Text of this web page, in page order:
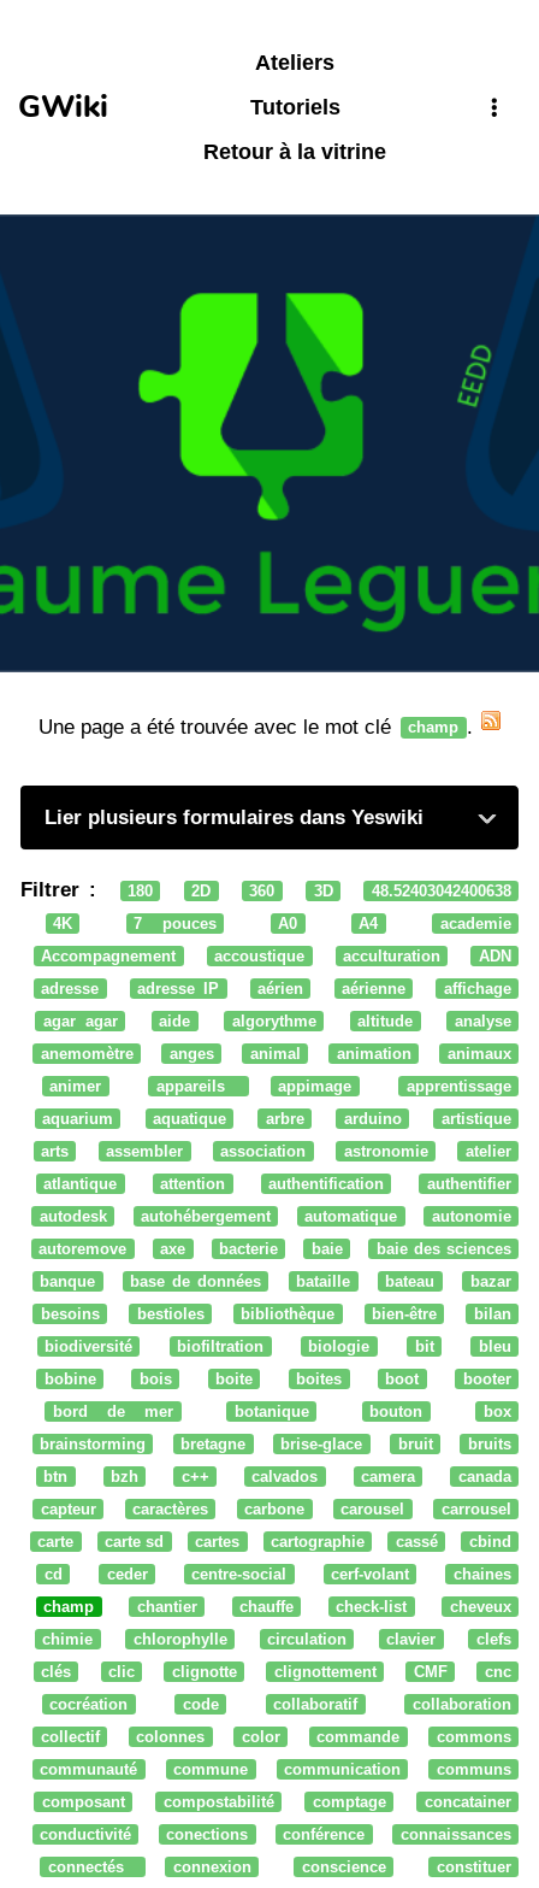
GWiki
Ateliers
Tutoriels
Retour à la vitrine
Une page a été trouvée avec le mot clé champ .
Lier plusieurs formulaires dans Yeswiki
Filtrer : 180 2D 360 3D
48.52403042400638
4K
7 pouces A0 A4
academie
Accompagnement
accoustique acculturation
ADN
adresse
adresse IP aérien aérienne
affichage
agar agar
aide algorythme altitude
analyse
anemomètre
anges animal animation
animaux
animer
appareils appimage
apprentissage
aquarium
aquatique arbre arduino
artistique
arts
assembler association astronomie
atelier
atlantique
attention authentification
authentifier
autodesk
autohébergement automatique
autonomie
autoremove
axe bacterie baie
baie des sciences
banque
base de données bataille bateau
bazar
besoins
bestioles bibliothèque bien-être
bilan
biodiversité
biofiltration biologie bit
bleu
bobine
bois boite boites boot
booter
bord de mer
botanique bouton
box
brainstorming
bretagne brise-glace bruit
bruits
btn
bzh c++ calvados camera
canada
capteur
caractères carbone carousel
carrousel
carte
carte sd cartes cartographie cassé
cbind
cd
ceder centre-social cerf-volant
chaines
champ
chantier chauffe check-list
cheveux
chimie
chlorophylle circulation clavier
clefs
clés
clic clignotte clignottement CMF
cnc
cocréation
code collaboratif
collaboration
collectif
colonnes color commande
commons
communauté
commune communication
communs
composant
compostabilité comptage
concatainer
conductivité
conections conférence
connaissances
connectés
connexion conscience
constituer